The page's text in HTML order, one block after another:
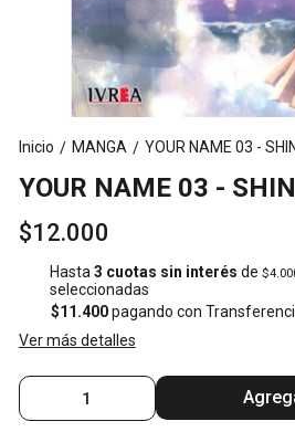
Inicio / MANGA / YOUR NAME 03 -
YOUR NAME 03 -
$12.000
Hasta3 cuotas sin interés de
seleccionadas
$11.400pagando con
Ver más detalles